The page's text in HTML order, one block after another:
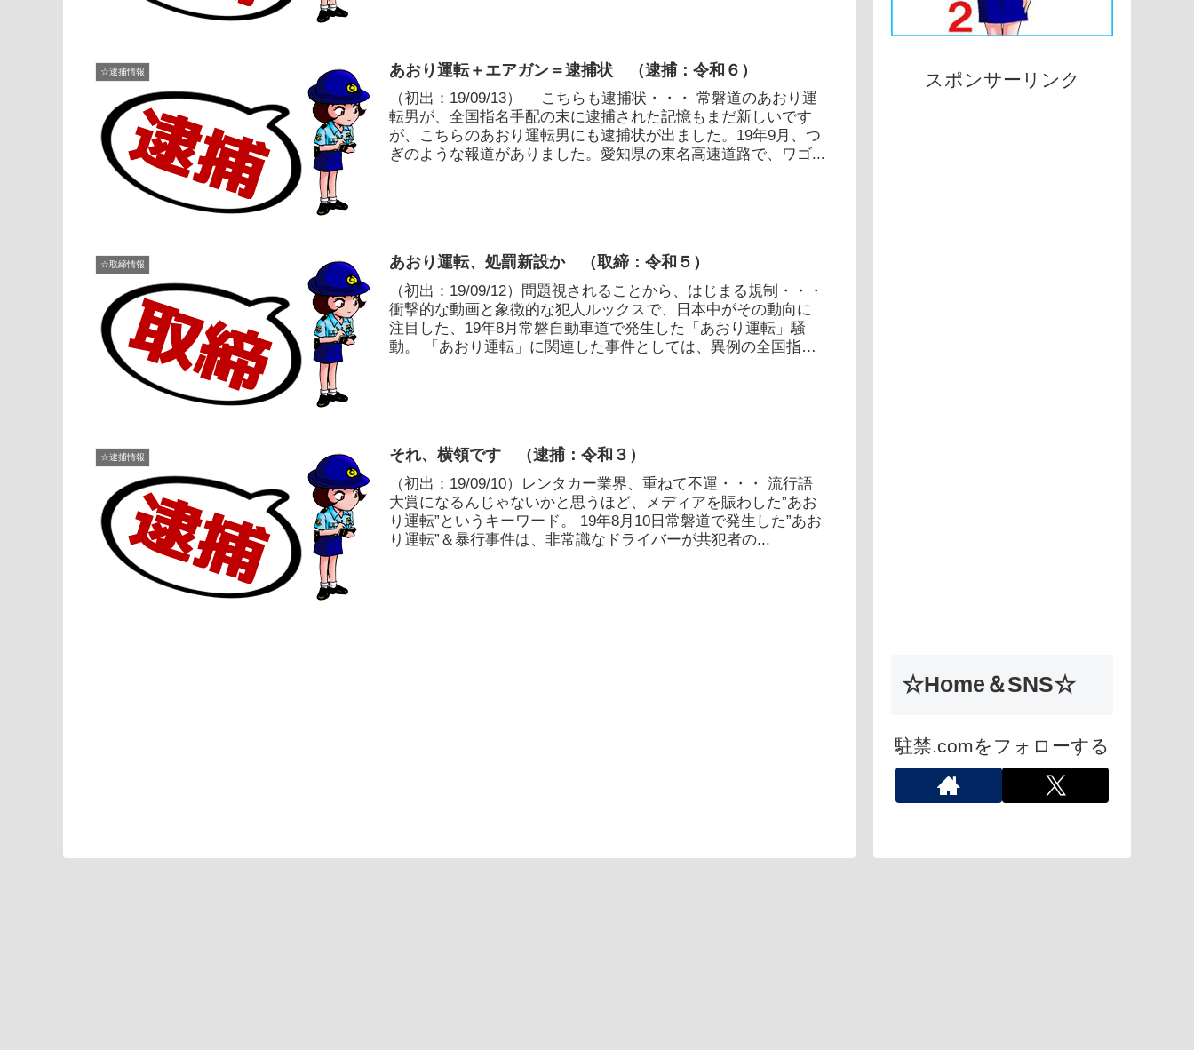
☆逮捕情報 あおり運転＋エアガン＝逮捕状 （逮捕：令和６）
（初出：19/09/13） こちらも逮捕状・・・ 常磐道のあおり運
転男が、全国指名手配の末に逮捕された記憶もまだ新しいです
が、こちらのあおり運転男にも逮捕状が出ました。19年9月、つ
ぎのような報道がありました。愛知県の東名高速道路で、ワゴ...
☆取締情報 あおり運転、処罰新設か （取締：令和５）
（初出：19/09/12）問題視されることから、はじまる規制・・・
衝撃的な動画と象徴的な犯人ルックスで、日本中がその動向に
注目した、19年8月常磐自動車道で発生した「あおり運転」騒
動。 「あおり運転」に関連した事件としては、異例の全国指名
☆逮捕情報 それ、横領です （逮捕：令和３）
（初出：19/09/10）レンタカー業界、重ねて不運・・・ 流行語
大賞になるんじゃないかと思うほど、メディアを賑わした”あお
り運転”というキーワード。 19年8月10日常磐道で発生した”あお
り運転”＆暴行事件は、非常識なドライバーが共犯者の...
スポンサーリンク
☆Home＆SNS☆
駐禁.comをフォローする